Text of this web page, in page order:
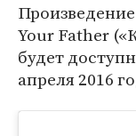
Your Father
будет
апреля 2016